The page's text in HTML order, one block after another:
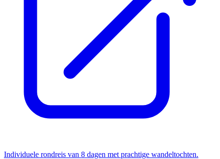
Individuele rondreis van 8 dagen met prachtige wandeltochten.